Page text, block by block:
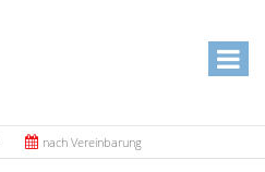
nach Vereinbarung